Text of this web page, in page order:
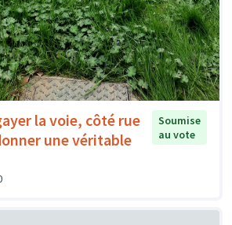
la voie, côté rue
une véritable
Soumise
au vote